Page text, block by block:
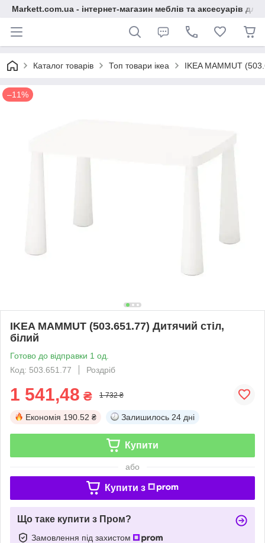
Markett.com.ua - інтернет-магазин меблів та аксесуарів для
Каталог товарів Топ товари ікеа IKEA MAMMUT
–11%
IKEA MAMMUT (503.651.77) Дитячий стіл,
білий
Готово до відправки 1 од.
Код: 503.651.77
Роздріб
1 541,48 ₴ 1 732 ₴
Економія 190.52 ₴ Залишилось 24 дні
Купити
або
Купити з
Що таке купити з Пром?
Замовлення під захистом